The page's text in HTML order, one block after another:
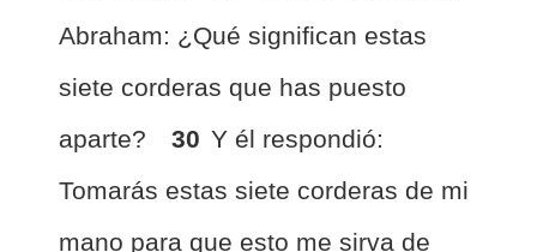
Abraham: ¿Qué significan estas
siete corderas que has puesto
aparte?
30 Y él respondió:
Tomarás estas siete corderas de mi
mano para que esto me sirva de